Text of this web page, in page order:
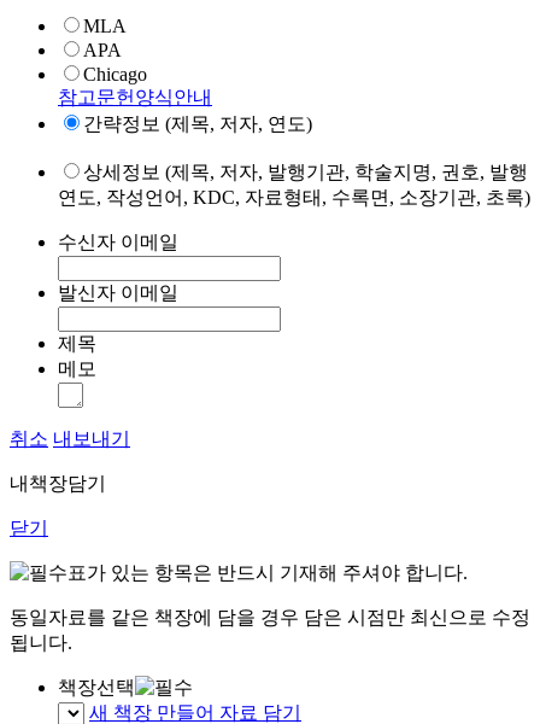
MLA
APA
Chicago
참고문헌양식안내
간략정보 (제목, 저자, 연도)
상세정보 (제목, 저자, 발행기관, 학술지명, 권호, 발행
연도, 작성언어, KDC, 자료형태, 수록면, 소장기관, 초록)
수신자 이메일
발신자 이메일
제목
메모
취소 내보내기
내책장담기
닫기
표가 있는 항목은 반드시 기재해 주셔야 합니다.
동일자료를 같은 책장에 담을 경우 담은 시점만 최신으로 수정
됩니다.
책장선택
새 책장 만들어 자료 담기